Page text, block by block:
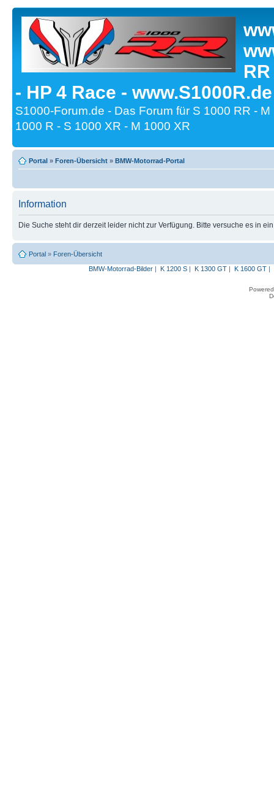
- HP 4 Race -
S1000-Forum.de - Das Forum für S 1000 RR -
1000 R - S 1000 XR - M 1000 XR
Portal » Foren-Übersicht » BMW-Motorrad-Portal
Information
Die Suche steht dir derzeit leider nicht zur Verfügung. Bitte versuche es in
Portal » Foren-Übersicht
BMW-Motorrad-Bilder| K 1200 S| K 1300 GT| K 1600 GT|